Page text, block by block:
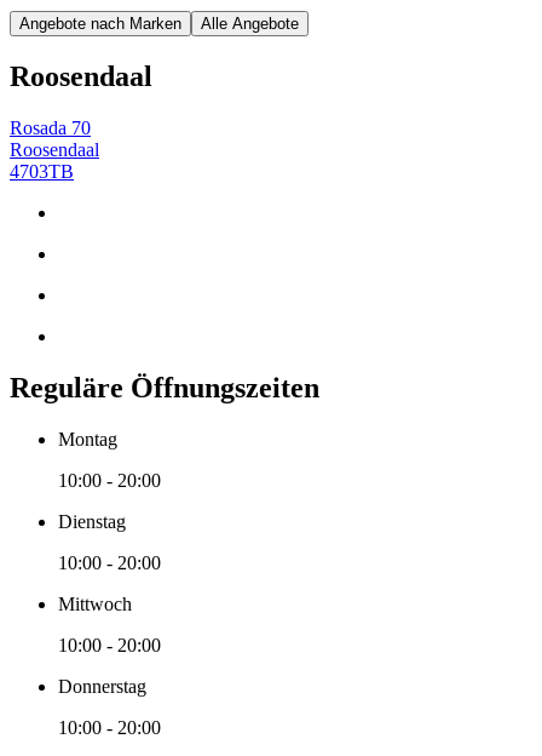
Angebote nach Marken Alle Angebote
Roosendaal
Rosada 70
Roosendaal
4703TB
Reguläre Öffnungszeiten
Montag
10:00 - 20:00
Dienstag
10:00 - 20:00
Mittwoch
10:00 - 20:00
Donnerstag
10:00 - 20:00